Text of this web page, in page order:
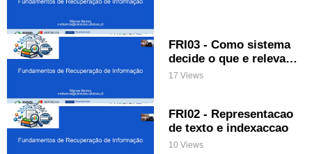
FRI03 - Como sistema
decide o que e relevant
e
17 Views
FRI02 - Representacao
de texto e indexaccao
10 Views